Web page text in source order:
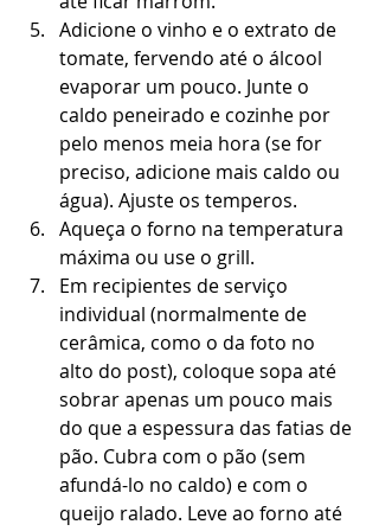
Adicione o vinho e o extrato de
tomate, fervendo até o álcool
evaporar um pouco. Junte o
caldo peneirado e cozinhe por
pelo menos meia hora (se for
preciso, adicione mais caldo ou
água). Ajuste os temperos.
Aqueça o forno na temperatura
máxima ou use o grill.
Em recipientes de serviço
individual (normalmente de
cerâmica, como o da foto no
alto do post), coloque sopa até
sobrar apenas um pouco mais
do que a espessura das fatias de
pão. Cubra com o pão (sem
afundá-lo no caldo) e com o
queijo ralado. Leve ao forno até